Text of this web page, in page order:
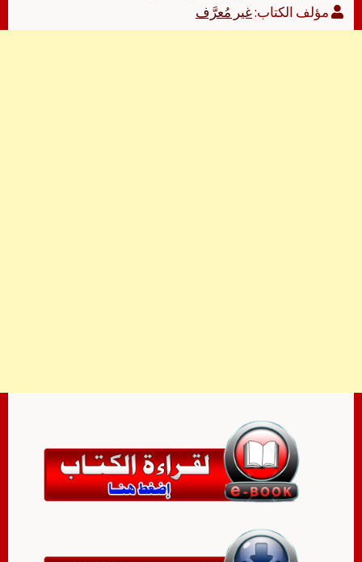
مؤلف الكتاب:غير مُعرَّف